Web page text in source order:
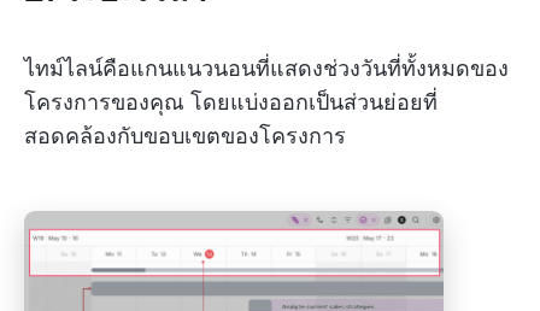
ไทม์ไลน์คือแกนแนวนอนที่แสดงช่วงวันที่ทั้งหมดของ
โครงการของคุณ โดยแบ่งออกเป็นส่วนย่อยที่
สอดคล้องกับขอบเขตของโครงการ